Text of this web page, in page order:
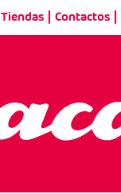
Tiendas| Contactos|